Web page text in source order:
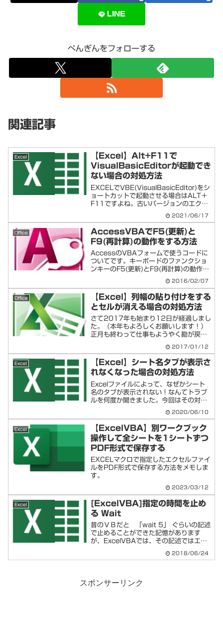
LINE
ぺんぎんをフォローする
関連記事
Excel
【Excel】Alt+F11で
VisualBasicEditorが起動でき
ない場合の対処方法
EXCELでVBE(VisualBasicEditor)をシ
ョートカットで起動させる場合はALT＋
F11ですよね。古いバージョンのエクセ
す。…があるＰＣ環境や、その他なんら
かのタイミングで、なぜかこのショ...
2021/06/17
Office
AccessVBAでF5(更新)と
F9(再計算)の動作をする方法
AccessのVBAフォームで使うコードに
ついてです。キーボードのファンクショ
ンキーのF5(更新)とF9(再計算)の動作を
2016/02/07
Office
【Excel】列幅の貼り付けをする
とセルが消える場合の対処方法
さて2017年も始まり12日が経過しまし
た。（本年もよろしくお願いします！）
正月も終わって仕事もようやく勘が戻っ
式貼り付けで「列幅のみ」で貼り付けた
場合にセルが消失してしまう現象の回避
方法について記事...
2017/01/12
Excel
【Excel】シート名タブが表示さ
れなくなった場合の対処方法
Excelファイルによって、なぜかシート
名のタブが表示されない！なんてトラブ
ルを何度か聞きました。今回はその対処
が表示されない（シート見出しが非表
示）の対処方法メニューの 「ファイ
ル」→「オプション」「詳...
2020/06/10
Excel
【ExcelVBA】別ワークブック
操作して全シートを1シートずつ
PDF形式で保存する
EXCELマクロで指定したエクセルファイ
ルをPDF形式で保存する方法をメモしま
す。
2023/03/12
Excel
[ExcelVBA]指定の時間を止め
る Wait
昔のＶＢだと 「wait 5」 ぐらいの記述
で止めることができた記憶があります
が、ExcelVBAでは、その記述ではエラ
てメモします。（コードは１行で済みま
2018/06/24
スポンサーリンク